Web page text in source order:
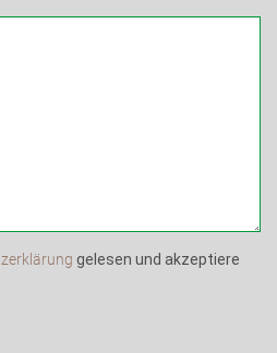
gelesen und akzeptiere